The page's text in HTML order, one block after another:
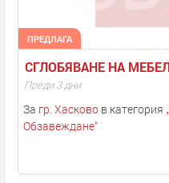
ПРЕДЛАГА
СГЛОБЯВАНЕ НА
Преди 3 дни
За гр. Хасковов категория „
Обзавеждане“